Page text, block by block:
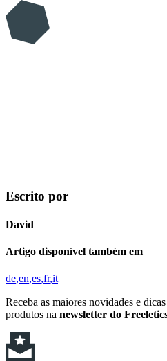
Escrito por
David
Artigo disponível também em
de en es fr it
Receba as maiores novidades e
produtos na newsletter do